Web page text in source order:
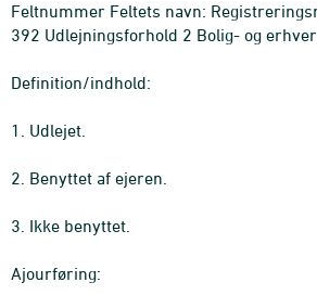
Feltnummer Feltets navn:
392 Udlejningsforhold 2 Bolig- og
Definition/indhold:
1. Udlejet.
2. Benyttet af ejeren.
3. Ikke benyttet.
Ajourføring: